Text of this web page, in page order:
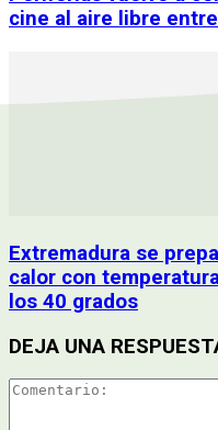
cine al aire libre
Extremadura se
calor con
los 40 grados
DEJA UNA